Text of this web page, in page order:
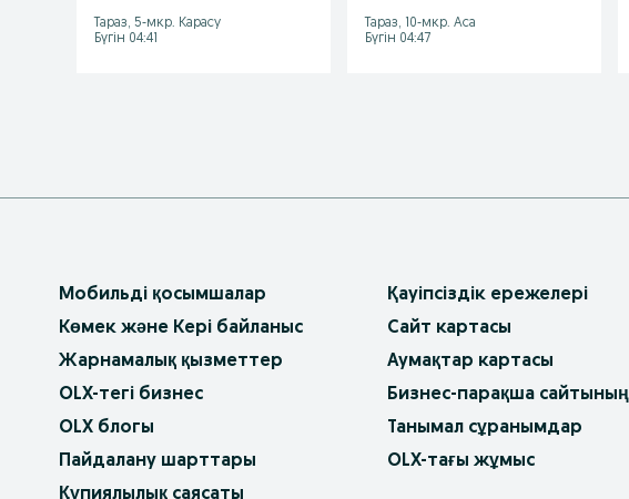
Тараз, 5-мкр. Карасу
Бүгін 04:41
Тараз, 10-мкр. Аса
Бүгін 04:47
Мобильді қосымшалар
Көмек және Кері байланыс
Жарнамалық қызметтер
OLX-тегі бизнес
OLX блогы
Пайдалану шарттары
Құпиялылық саясаты
Қауіпсіздік ережелері
Сайт картасы
Аумақтар картасы
Бизнес-парақша
Танымал сұранымдар
OLX-тағы жұмыс